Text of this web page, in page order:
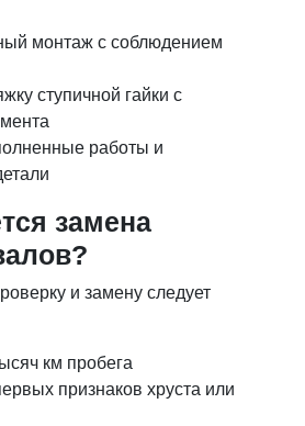
монтаж с соблюдением
ступичной гайки с
работы и
замена
и замену следует
км пробега
признаков хруста или